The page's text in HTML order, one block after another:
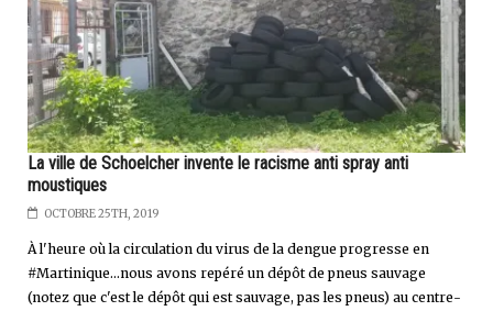
La ville de Schoelcher invente le racisme anti spray anti
moustiques
OCTOBRE 25TH, 2019
À l'heure où la circulation du virus de la dengue progresse en
#Martinique...nous avons repéré un dépôt de pneus sauvage
(notez que c'est le dépôt qui est sauvage, pas les pneus) au centre-